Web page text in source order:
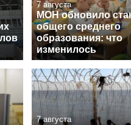
7 августа
МОН обновило
общего среднего
образования: что
изменилось
7 августа